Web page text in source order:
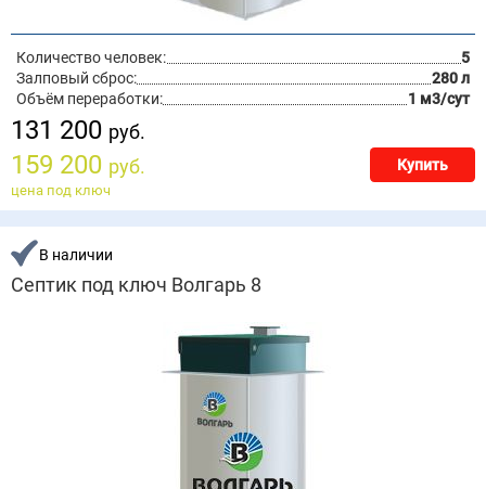
Количество человек:
5
Залповый сброс:
280 л
Объём переработки:
1 м3/сут
131 200 руб.
159 200 руб. Купить
цена под ключ
В наличии
Септик под ключ Волгарь 8